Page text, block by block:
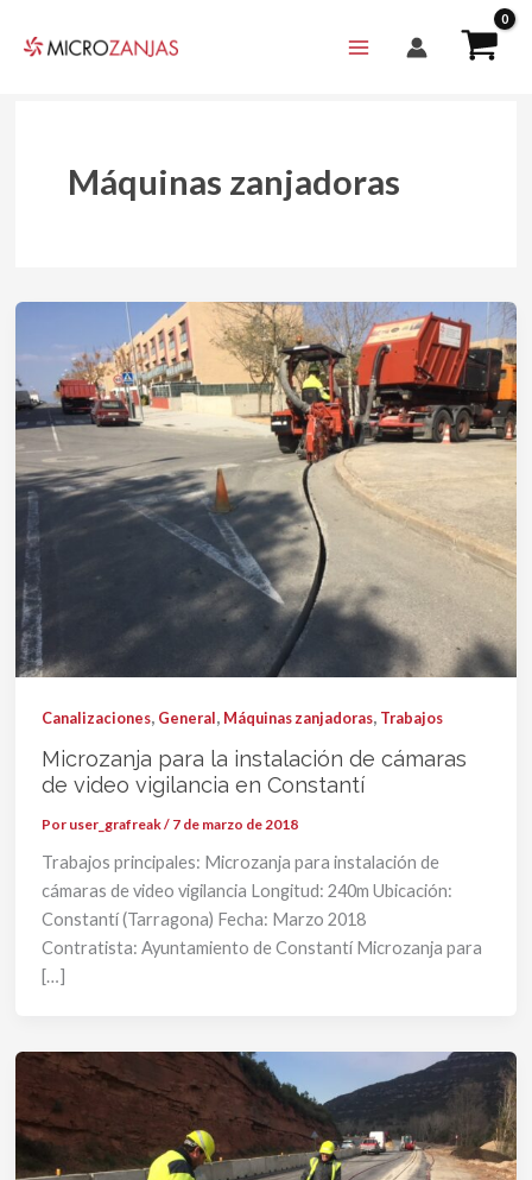
Máquinas zanjadoras
Canalizaciones, General, Máquinas zanjadoras, Trabajos
Microzanja para la instalación de cámaras
de video vigilancia en Constantí
Por user_grafreak/ 7 de marzo de 2018
Trabajos principales: Microzanja para instalación de
cámaras de video vigilancia Longitud: 240m Ubicación:
Constantí (Tarragona) Fecha: Marzo 2018
Contratista: Ayuntamiento de Constantí Microzanja para
[…]